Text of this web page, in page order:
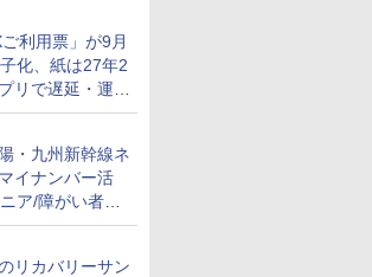
利用票」が9月
化、紙は27年2
リで遅延・運休
・九州新幹線ネ
イナンバー活
ア/障がい者割
ら発売
リカバリーサン